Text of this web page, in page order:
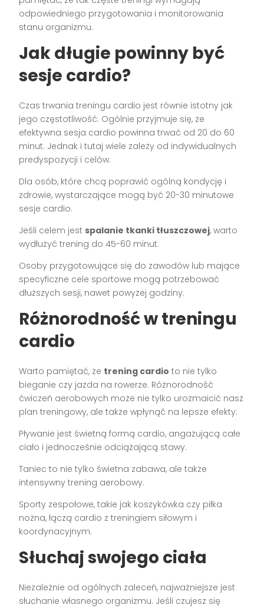
odpowiedniego przygotowania i monitorowania
stanu organizmu.
Jak długie powinny być
sesje cardio?
Czas trwania treningu cardio jest równie istotny jak
jego częstotliwość. Ogólnie przyjmuje się, że
efektywna sesja cardio powinna trwać od 20 do 60
minut. Jednak i tutaj wiele zależy od indywidualnych
predyspozycji i celów:
Dla osób, które chcą poprawić ogólną kondycję i
zdrowie, wystarczające mogą być 20-30 minutowe
sesje cardio.
Jeśli celem jest spalanie tkanki tłuszczowej, warto
wydłużyć trening do 45-60 minut.
Osoby przygotowujące się do zawodów lub mające
specyficzne cele sportowe mogą potrzebować
dłuższych sesji, nawet powyżej godziny.
Różnorodność w treningu
cardio
Warto pamiętać, że trening cardio to nie tylko
bieganie czy jazda na rowerze. Różnorodność
ćwiczeń aerobowych może nie tylko urozmaicić nasz
plan treningowy, ale także wpłynąć na lepsze efekty:
Pływanie jest świetną formą cardio, angażującą całe
ciało i jednocześnie odciążającą stawy.
Taniec to nie tylko świetna zabawa, ale także
intensywny trening aerobowy.
Sporty zespołowe, takie jak koszykówka czy piłka
nożna, łączą cardio z treningiem siłowym i
koordynacyjnym.
Słuchaj swojego ciała
Niezależnie od ogólnych zaleceń, najważniejsze jest
słuchanie własnego organizmu. Jeśli czujesz się